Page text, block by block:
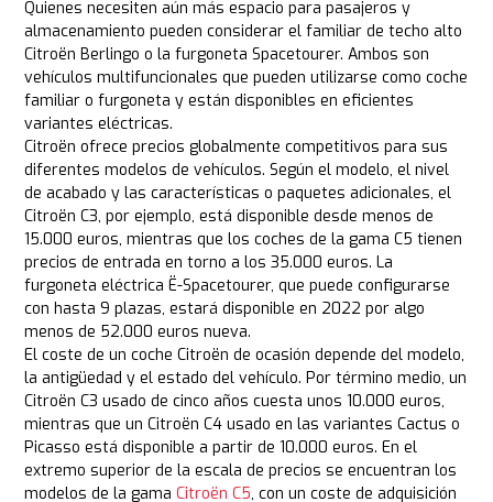
Quienes necesiten aún más espacio para pasajeros y
almacenamiento pueden considerar el familiar de techo alto
Citroën Berlingo o la furgoneta Spacetourer. Ambos son
vehículos multifuncionales que pueden utilizarse como coche
familiar o furgoneta y están disponibles en eficientes
variantes eléctricas.
Citroën ofrece precios globalmente competitivos para sus
diferentes modelos de vehículos. Según el modelo, el nivel
de acabado y las características o paquetes adicionales, el
Citroën C3, por ejemplo, está disponible desde menos de
15.000 euros, mientras que los coches de la gama C5 tienen
precios de entrada en torno a los 35.000 euros. La
furgoneta eléctrica Ë-Spacetourer, que puede configurarse
con hasta 9 plazas, estará disponible en 2022 por algo
menos de 52.000 euros nueva.
El coste de un coche Citroën de ocasión depende del modelo,
la antigüedad y el estado del vehículo. Por término medio, un
Citroën C3 usado de cinco años cuesta unos 10.000 euros,
mientras que un Citroën C4 usado en las variantes Cactus o
Picasso está disponible a partir de 10.000 euros. En el
extremo superior de la escala de precios se encuentran los
modelos de la gamaCitroën C5, con un coste de adquisición